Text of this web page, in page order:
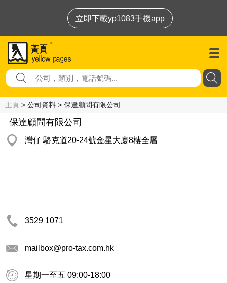
立即下載yp1083手機app
主頁 > 公司資料 > 保達顧問有限公司
保達顧問有限公司
灣仔 駱克道20-24號金星大廈8樓全層
3529 1071
mailbox@pro-tax.com.hk
星期一至五 09:00-18:00